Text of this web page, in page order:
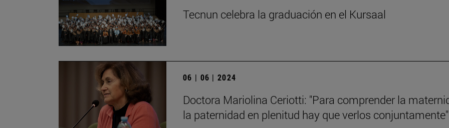
Tecnun celebra la graduación en el Kursaal
06 | 06 | 2024
Doctora Mariolina Ceriotti: "Para comprender la
la paternidad en plenitud hay que verlos conjuntamente"